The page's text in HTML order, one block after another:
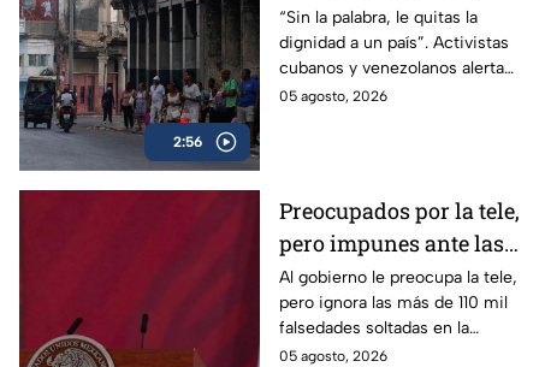
2:56
venezolanos alertan
sobre la pérdida de
libertades en México
“Sin la palabra, le quitas la
dignidad a un país”. Activistas
cubanos y venezolanos alertan
sobre el avance del
05 agosto, 2026
Preocupados por la tele,
pero impunes ante las
mentiras: El doble
rasero del gobierno
federal
Al gobierno le preocupa la tele,
pero ignora las más de 110 mil
falsedades soltadas en la
mañanera. Recordamos las
05 agosto, 2026